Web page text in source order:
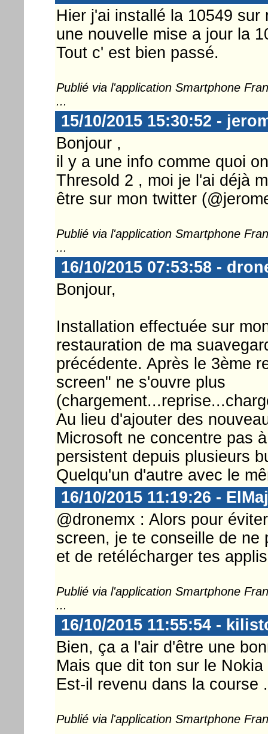
Hier j'ai installé la 10549 sur
une nouvelle mise a jour la
Tout c' est bien passé.
Publié via l'application Smartphone
...
15/10/2015 15:30:52 -
Bonjour ,
il y a une info comme quoi
Thresold 2 , moi je l'ai déjà
être sur mon twitter
Publié via l'application Smartphone
...
16/10/2015 07:53:58 -
Bonjour,
Installation effectuée sur
restauration de ma
précédente. Après le 3ème
screen" ne s'ouvre plus
Au lieu d'ajouter des
Microsoft ne concentre pas
persistent depuis plusieurs
Quelqu'un d'autre avec le
16/10/2015 11:19:26 -
@dronemx : Alors pour
screen, je te conseille de ne
et de retélécharger tes
Publié via l'application Smartphone
...
16/10/2015 11:55:54 -
Bien, ça a l'air d'être une
Mais que dit ton sur le
Est-il revenu dans la course .
Publié via l'application Smartphone